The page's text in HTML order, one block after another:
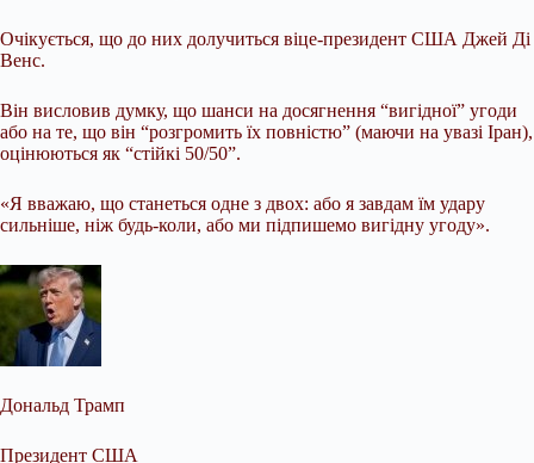
Очікується, що до них долучиться віце-президент США Джей Ді
Венс.
Він висловив думку, що шанси на досягнення “вигідної” угоди
або на те, що він “розгромить їх повністю” (маючи на увазі Іран),
оцінюються як “стійкі 50/50”.
«Я вважаю, що станеться одне з двох: або я завдам їм удару
сильніше, ніж будь-коли, або ми підпишемо вигідну угоду».
Дональд Трамп
Президент США